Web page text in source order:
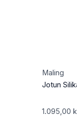
Maling
Jotun
1.095,00